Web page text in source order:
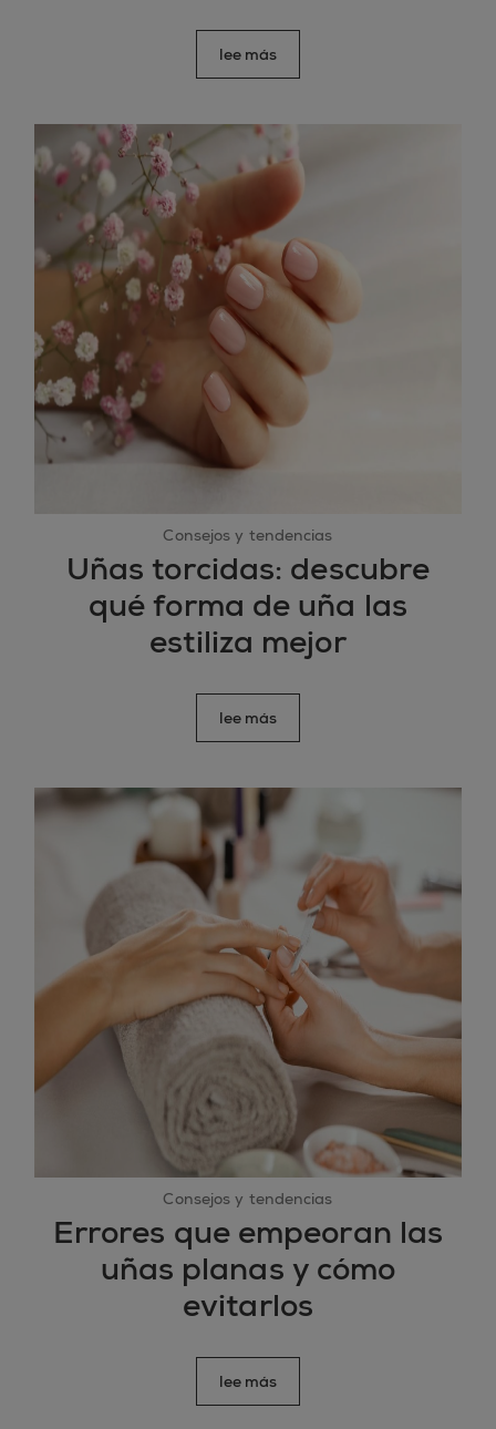
lee más
Consejos y tendencias
Uñas torcidas: descubre
qué forma de uña las
estiliza mejor
lee más
Consejos y tendencias
Errores que empeoran las
uñas planas y cómo
evitarlos
lee más